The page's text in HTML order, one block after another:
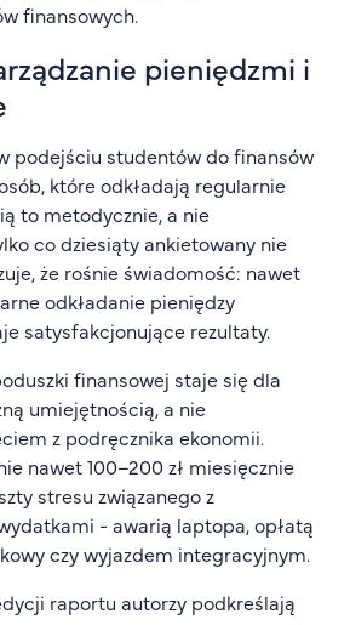
finansowych.
pieniędzmi i
podejściu studentów do finansów
które odkładają regularnie
to metodycznie, a nie
co dziesiąty ankietowany nie
że rośnie świadomość: nawet
odkładanie pieniędzy
satysfakcjonujące rezultaty.
finansowej staje się dla
umiejętnością, a nie
z podręcznika ekonomii.
nawet 100–200 zł miesięcznie
stresu związanego z
- awarią laptopa, opłatą
czy wyjazdem integracyjnym.
raportu autorzy podkreślają